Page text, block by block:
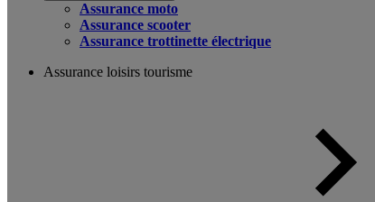
Assurance moto
Assurance scooter
Assurance trottinette électrique
Assurance loisirs tourisme